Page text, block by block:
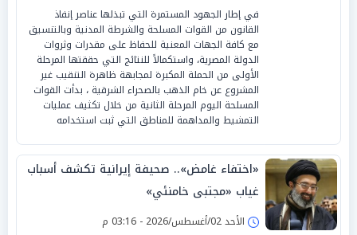
في إطار الجهود المستمرة التي تبذلها عناصر إنفاذ
القانون من القوات المسلحة والشرطة المدنية وبالتنسيق
مع كافة الجهات المعنية للحفاظ على مقدرات وثروات
الدولة المصرية، واستكمالاً للنتائج التي حققتها المرحلة
الأولى من الحملة المكبرة لمجابهة ظاهرة التنقيب غير
المشروع عن خام الذهب بالصحراء الشرقية ، بدأت القوات
المسلحة اليوم المرحلة الثانية من خلال تكثيف عمليات
التمشيط والمداهمة للمناطق التي ثبت استخدامه
«اختفاء غامض».. صحيفة إيرانية تكشف أسباب
غياب «مجتبى خامنئي»
الأحد 02/أغسطس/2026 - 03:16 م